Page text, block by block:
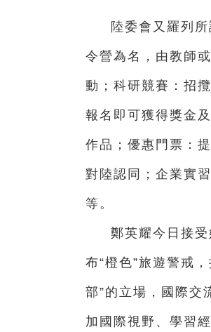
陸委會又羅列
令營為名，由教師
動；科研競賽：招
報名即可獲得獎金
作品；優惠門票：
對陸認同；企業實
等。
鄭英耀今日接
布“橙色”旅遊警戒
部”的立場，國際交
加國際視野、學習